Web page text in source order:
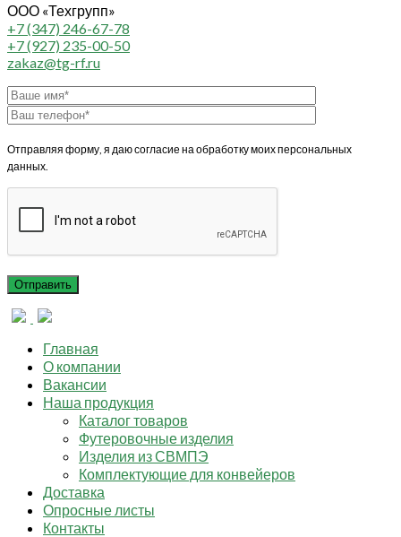
ООО «Техгрупп»
+7 (347) 246-67-78
+7 (927) 235-00-50
zakaz@tg-rf.ru
Отправляя форму, я даю согласие на обработку моих персональных
данных.
Главная
О компании
Вакансии
Наша продукция
Каталог товаров
Футеровочные изделия
Изделия из СВМПЭ
Комплектующие для конвейеров
Доставка
Опросные листы
Контакты